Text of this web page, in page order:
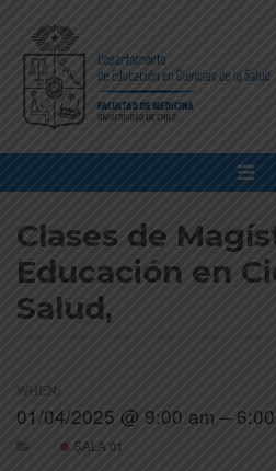
Clases de
Educación en
Salud,
WHEN:
01/04/2025 @ 9:00 am –
SALA 01